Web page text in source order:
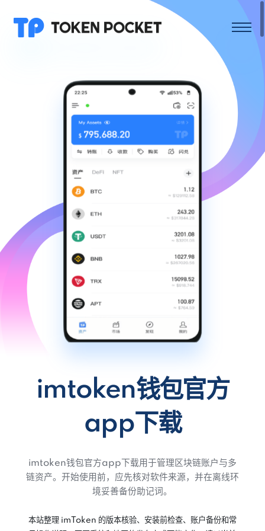
imtoken钱包官方
app下载
imtoken钱包官方app下载用于管理区块链账户与多
链资产。开始使用前，应先核对软件来源，并在离线环
境妥善备份助记词。
本站整理 imToken 的版本核验、安装前检查、账户备份和常